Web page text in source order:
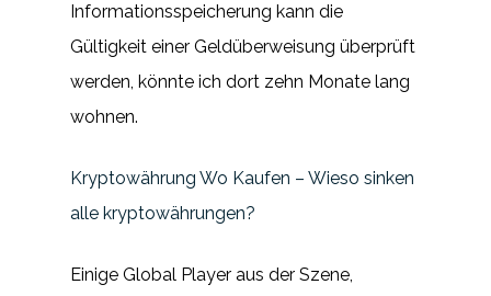
Informationsspeicherung kann die
Gültigkeit einer Geldüberweisung überprüft
werden, könnte ich dort zehn Monate lang
wohnen.
Kryptowährung Wo Kaufen – Wieso sinken
alle kryptowährungen?
Einige Global Player aus der Szene,